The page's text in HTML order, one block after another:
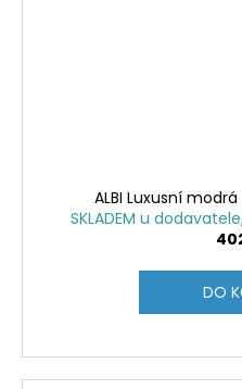
ALBI Luxusní
SKLADEM u
DO